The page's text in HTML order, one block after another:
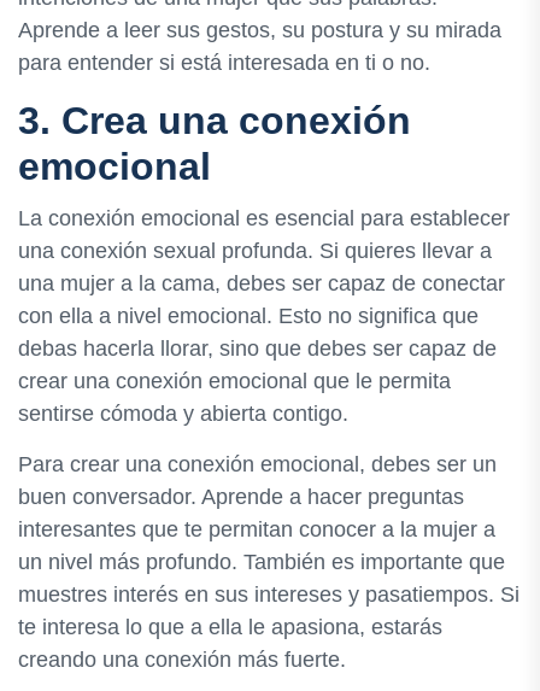
Aprende a leer sus gestos, su postura y su mirada
para entender si está interesada en ti o no.
3. Crea una conexión
emocional
La conexión emocional es esencial para establecer
una conexión sexual profunda. Si quieres llevar a
una mujer a la cama, debes ser capaz de conectar
con ella a nivel emocional. Esto no significa que
debas hacerla llorar, sino que debes ser capaz de
crear una conexión emocional que le permita
sentirse cómoda y abierta contigo.
Para crear una conexión emocional, debes ser un
buen conversador. Aprende a hacer preguntas
interesantes que te permitan conocer a la mujer a
un nivel más profundo. También es importante que
muestres interés en sus intereses y pasatiempos. Si
te interesa lo que a ella le apasiona, estarás
creando una conexión más fuerte.